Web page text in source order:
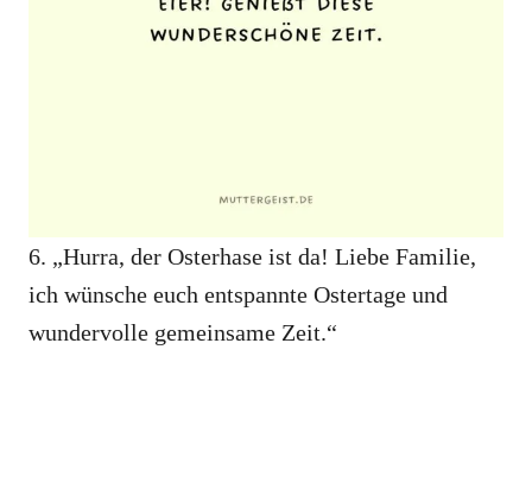
6. „Hurra, der Osterhase ist da! Liebe Familie,
ich wünsche euch entspannte Ostertage und
wundervolle gemeinsame Zeit.“